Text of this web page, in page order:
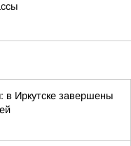
Иркутске завершены